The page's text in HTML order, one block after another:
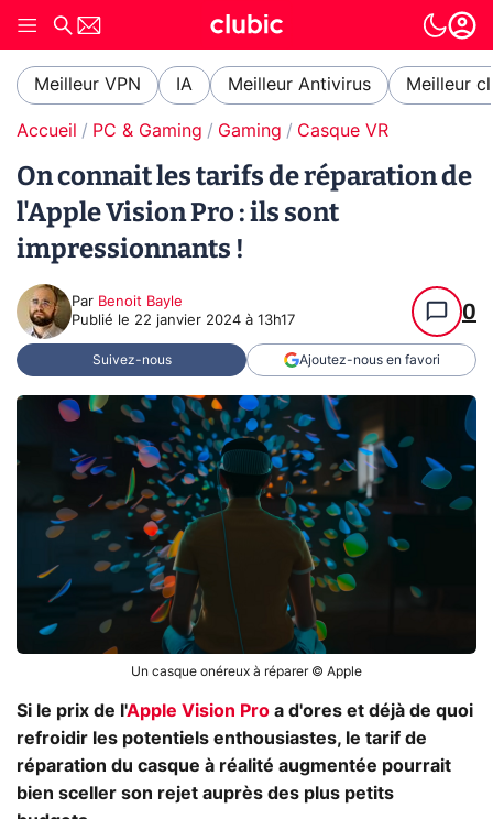
Meilleur VPN IA Meilleur Antivirus Meilleur
Accueil PC & Gaming Gaming Casque VR
On connait les tarifs de réparation de
l'Apple Vision Pro : ils sont
impressionnants !
Par Benoit Bayle
Publié le 22 janvier 2024 à 13h17 0
Suivez-nous Ajoutez-nous en favori
Un casque onéreux à réparer © Apple
Si le prix de l'Apple Vision Pro a d'ores et déjà de quoi
refroidir les potentiels enthousiastes, le tarif de
réparation du casque à réalité augmentée pourrait
bien sceller son rejet auprès des plus petits